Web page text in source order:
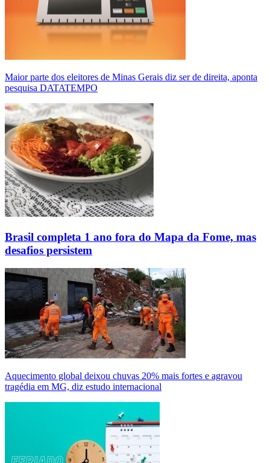
Maior parte dos eleitores de Minas Gerais diz ser de direita, aponta
pesquisa DATATEMPO
Brasil completa 1 ano fora do Mapa da Fome, mas
desafios persistem
Aquecimento global deixou chuvas 20% mais fortes e agravou
tragédia em MG, diz estudo internacional